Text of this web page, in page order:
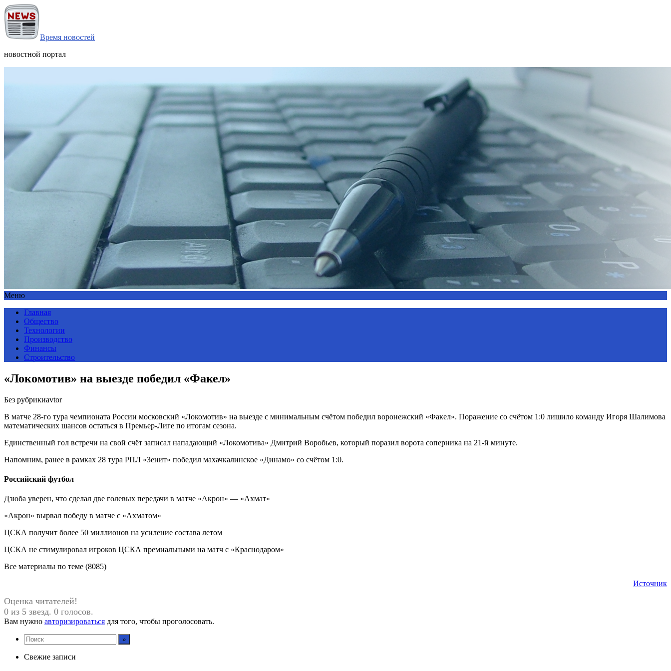
Время новостей
новостной портал
Меню
Главная
Общество
Технологии
Производство
Финансы
Строительство
«Локомотив» на выезде победил «Факел»
Без рубрикиavtor
В матче 28-го тура чемпионата России московский «Локомотив» на выезде с минимальным счётом победил воронежский «Факел». Поражение со счётом 1:0 лишило команду Игоря Шалимова
математических шансов остаться в Премьер-Лиге по итогам сезона.
Единственный гол встречи на свой счёт записал нападающий «Локомотива» Дмитрий Воробьев, который поразил ворота соперника на 21-й минуте.
Напомним, ранее в рамках 28 тура РПЛ «Зенит» победил махачкалинское «Динамо» со счётом 1:0.
Российский футбол
Дзюба уверен, что сделал две голевых передачи в матче «Акрон» — «Ахмат»
«Акрон» вырвал победу в матче с «Ахматом»
ЦСКА получит более 50 миллионов на усиление состава летом
ЦСКА не стимулировал игроков ЦСКА премиальными на матч с «Краснодаром»
Все материалы по теме (8085)
Источник
Оценка читателей!
0 из 5 звезд. 0 голосов.
Вам нужно авторизироваться для того, чтобы проголосовать.
Свежие записи